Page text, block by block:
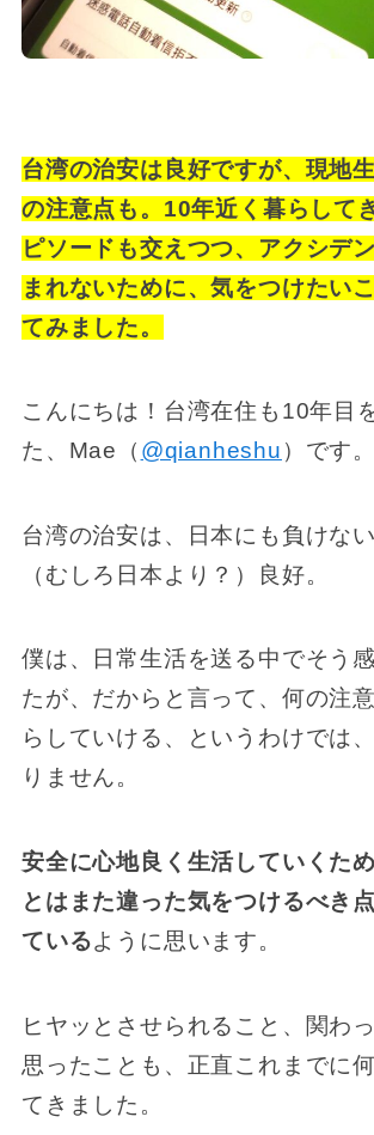
台湾の治安は良好ですが、現地
の注意点も。10年近く暮らして
ピソードも交えつつ、アクシデ
まれないために、気をつけたい
てみました。
こんにちは！台湾在住も10年目
た、Mae（ @qianheshu ）です。
台湾の治安は、日本にも負けな
（むしろ日本より？）良好。
僕は、日常生活を送る中でそう
たが、だからと言って、何の注
らしていける、というわけでは
りません。
安全に心地良く生活していくた
とはまた違った気をつけるべき
ているように思います。
ヒヤッとさせられること、関わ
思ったことも、正直これまでに
てきました。